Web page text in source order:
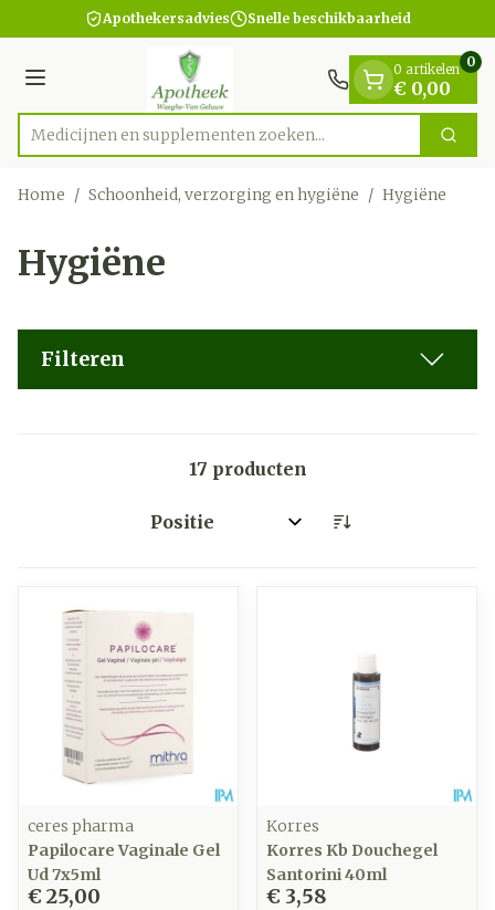
Ga naar de inhoudApothekersadvies Snelle beschikbaarheid
Menu
Product, merk, categorie...
Medicijnen en supplementen zoeken... Zoek
0 artikelen
€ 0,00
0
Home / Schoonheid, verzorging en hygiëne / Hygiëne
Hygiëne
Filteren
17 producten
Sorteer op:
ceres pharma
Papilocare Vaginale Gel
Ud 7x5ml
€ 25,00
Korres
Korres Kb Douchegel
Santorini 40ml
€ 3,58